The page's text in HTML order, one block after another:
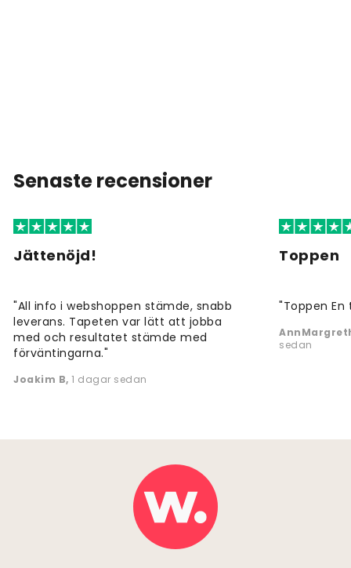
Senaste recensioner
Jättenöjd!
"All info i webshoppen stämde, snabb
leverans. Tapeten var lätt att jobba
med och resultatet stämde med
förväntingarna."
Joakim B, 1 dagar sedan
Toppen
"Toppen
sedan